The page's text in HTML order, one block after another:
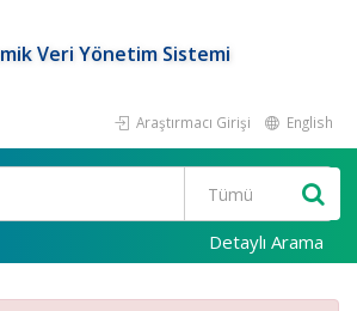
Veri Yönetim Sistemi
Araştırmacı Girişi English
Detaylı Arama